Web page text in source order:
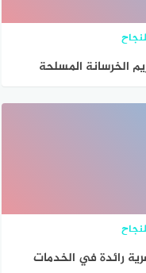
الخرسانة المسلحة
رائدة في الخدمات